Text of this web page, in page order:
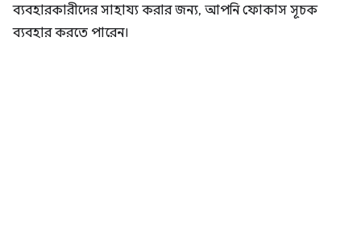
ব্যবহারকারীদের সাহায্য করার জন্য, আপনি ফোকাস সূচক
ব্যবহার করতে পারেন।